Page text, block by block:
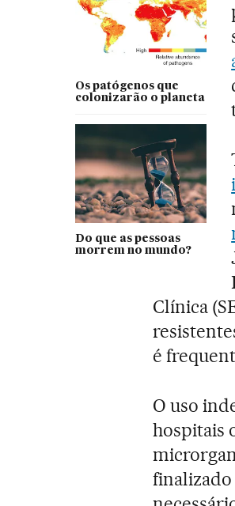
Os patógenos que
colonizarão o planeta
Do que as pessoas
morrem no mundo?
Clínica
é
O uso
hospitais
finalizado